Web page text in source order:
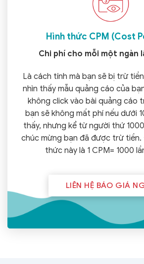
Hình thức CPM (Cost
Chi phí cho mỗi một ngàn
Là cách tính mà bạn sẽ bị trừ
nhìn thấy mẫu quảng cáo của
không click vào bài quảng cáo
bạn sẽ không mất phí nếu dưới
thấy, nhưng kể từ người thứ
chúc mừng bạn đã được trừ tiền.
thức này là 1 CPM= 1000
LIÊN HỆ BÁO GIÁ